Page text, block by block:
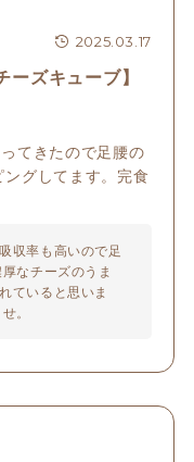
2025.03.17
ーズキューブ】
てきたので足腰の
グしてます。完食
収率も高いので足
なチーズのうま
ていると思いま
。